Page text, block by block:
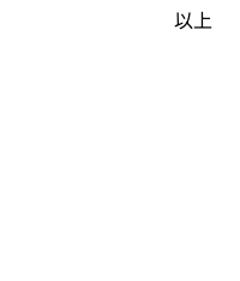
以上